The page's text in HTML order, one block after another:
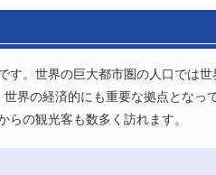
。世界の巨大都市圏の人口では
界の経済的にも重要な拠点となっ
の観光客も数多く訪れます。